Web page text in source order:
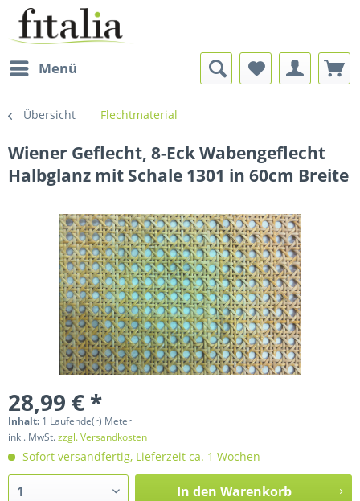
Menü
Übersicht Flechtmaterial
Wiener Geflecht, 8-Eck Wabengeflecht
Halbglanz mit Schale 1301 in 60cm Breite
28,99 € *
Inhalt: 1 Laufende(r) Meter
inkl. MwSt.zzgl. Versandkosten
Sofort versandfertig, Lieferzeit ca. 1 Wochen
In den Warenkorb